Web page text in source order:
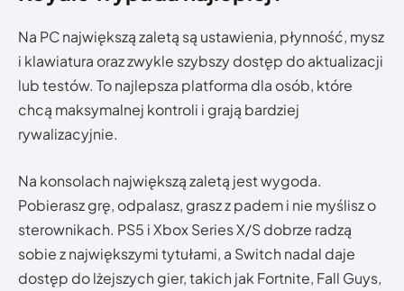
Na PC największą zaletą są ustawienia, płynność, mysz
i klawiatura oraz zwykle szybszy dostęp do aktualizacji
lub testów. To najlepsza platforma dla osób, które
chcą maksymalnej kontroli i grają bardziej
rywalizacyjnie.
Na konsolach największą zaletą jest wygoda.
Pobierasz grę, odpalasz, grasz z padem i nie myślisz o
sterownikach. PS5 i Xbox Series X/S dobrze radzą
sobie z największymi tytułami, a Switch nadal daje
dostęp do lżejszych gier, takich jak Fortnite, Fall Guys,